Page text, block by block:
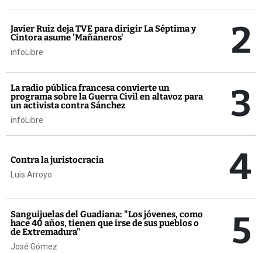
Javier Ruiz deja TVE para dirigir La Séptima y
Cintora asume 'Mañaneros'
infoLibre 2
La radio pública francesa convierte un
programa sobre la Guerra Civil en altavoz para
un activista contra Sánchez
infoLibre 3
Contra la juristocracia
Luis Arroyo 4
Sanguijuelas del Guadiana: "Los jóvenes, como
hace 40 años, tienen que irse de sus pueblos o
de Extremadura"
José Gómez 5